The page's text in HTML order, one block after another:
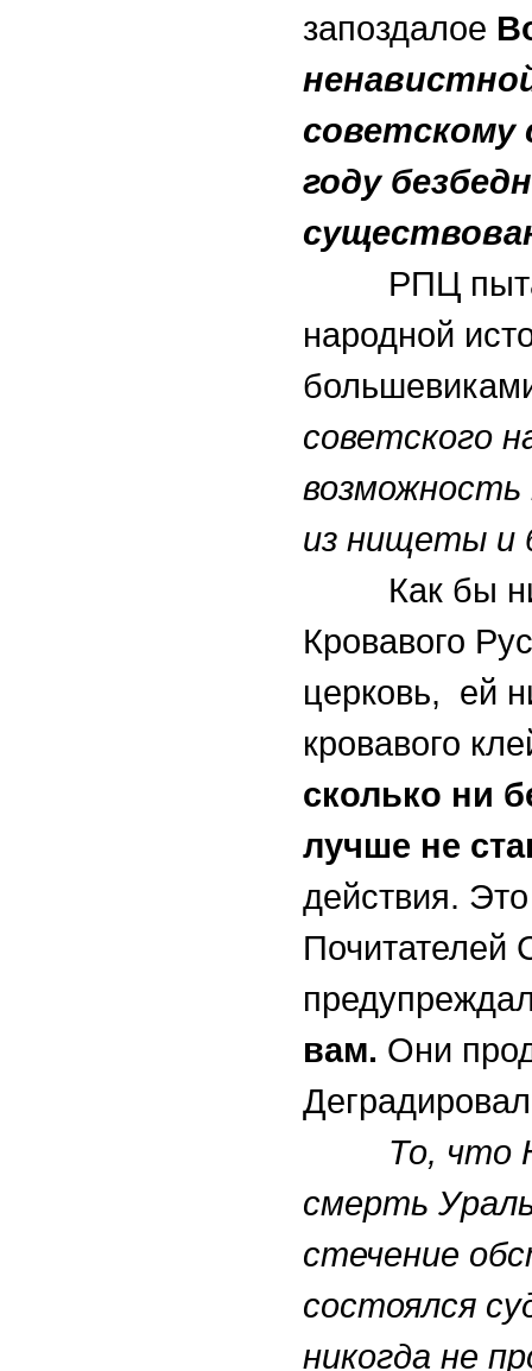
запоздалое
году
РПЦ
народной
советского
возможность
из нищеты и
Как бы ни
Кровавого
церковь, ей
кровавого
сколько ни
лучше не
действия.
Почитателей
вам. Они
То, что
смерть
стечение
состоялся
никогда не